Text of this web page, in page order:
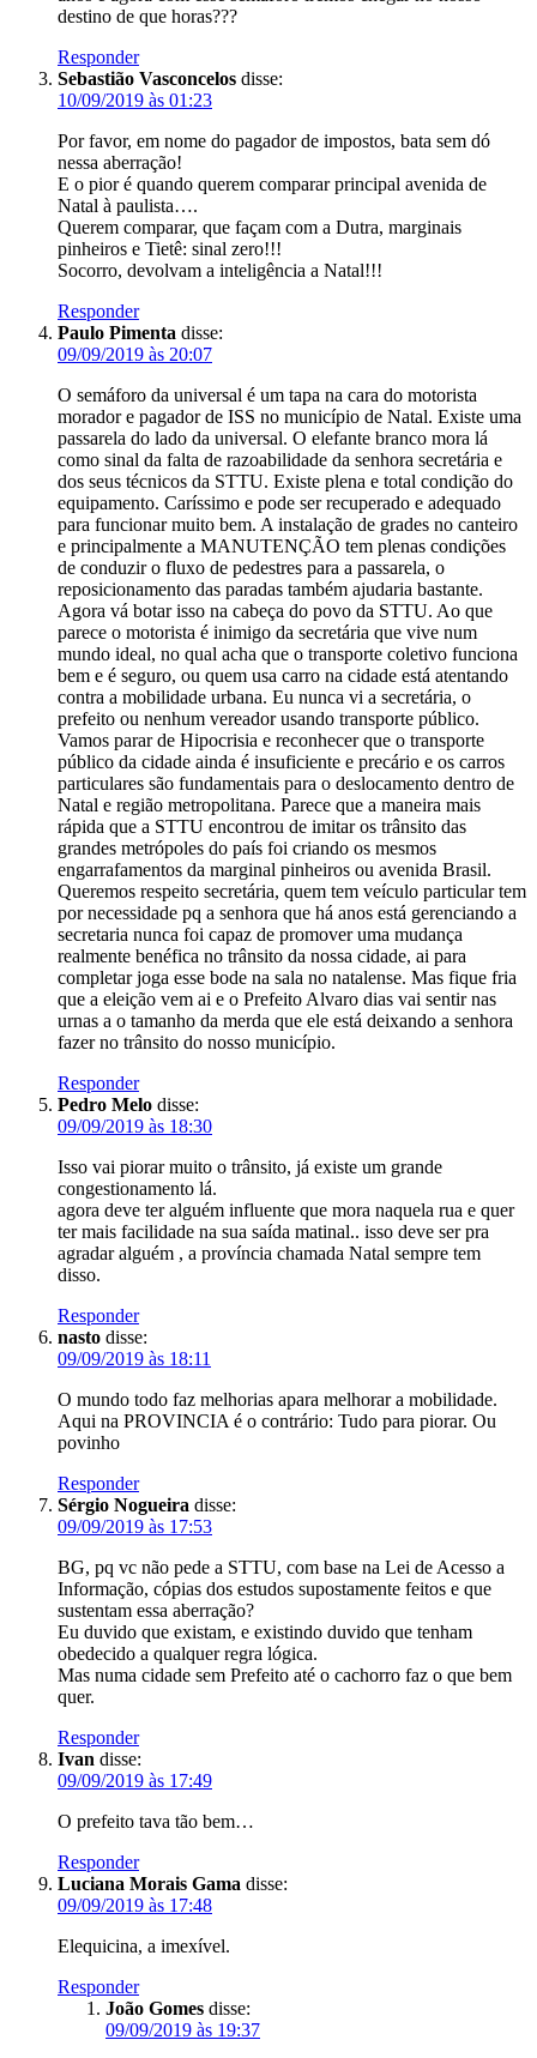
destino de que horas???
Responder
Sebastião Vasconcelos disse:
10/09/2019 às 01:23
Por favor, em nome do pagador de impostos, bata sem dó
nessa aberração!
E o pior é quando querem comparar principal avenida de
Natal à paulista….
Querem comparar, que façam com a Dutra, marginais
pinheiros e Tietê: sinal zero!!!
Socorro, devolvam a inteligência a Natal!!!
Responder
Paulo Pimenta disse:
09/09/2019 às 20:07
O semáforo da universal é um tapa na cara do motorista
morador e pagador de ISS no município de Natal. Existe uma
passarela do lado da universal. O elefante branco mora lá
como sinal da falta de razoabilidade da senhora secretária e
dos seus técnicos da STTU. Existe plena e total condição do
equipamento. Caríssimo e pode ser recuperado e adequado
para funcionar muito bem. A instalação de grades no canteiro
e principalmente a MANUTENÇÃO tem plenas condições
de conduzir o fluxo de pedestres para a passarela, o
reposicionamento das paradas também ajudaria bastante.
Agora vá botar isso na cabeça do povo da STTU. Ao que
parece o motorista é inimigo da secretária que vive num
mundo ideal, no qual acha que o transporte coletivo funciona
bem e é seguro, ou quem usa carro na cidade está atentando
contra a mobilidade urbana. Eu nunca vi a secretária, o
prefeito ou nenhum vereador usando transporte público.
Vamos parar de Hipocrisia e reconhecer que o transporte
público da cidade ainda é insuficiente e precário e os carros
particulares são fundamentais para o deslocamento dentro de
Natal e região metropolitana. Parece que a maneira mais
rápida que a STTU encontrou de imitar os trânsito das
grandes metrópoles do país foi criando os mesmos
engarrafamentos da marginal pinheiros ou avenida Brasil.
Queremos respeito secretária, quem tem veículo particular tem
por necessidade pq a senhora que há anos está gerenciando a
secretaria nunca foi capaz de promover uma mudança
realmente benéfica no trânsito da nossa cidade, ai para
completar joga esse bode na sala no natalense. Mas fique fria
que a eleição vem ai e o Prefeito Alvaro dias vai sentir nas
urnas a o tamanho da merda que ele está deixando a senhora
fazer no trânsito do nosso município.
Responder
Pedro Melo disse:
09/09/2019 às 18:30
Isso vai piorar muito o trânsito, já existe um grande
congestionamento lá.
agora deve ter alguém influente que mora naquela rua e quer
ter mais facilidade na sua saída matinal.. isso deve ser pra
agradar alguém , a província chamada Natal sempre tem
disso.
Responder
nasto disse:
09/09/2019 às 18:11
O mundo todo faz melhorias apara melhorar a mobilidade.
Aqui na PROVINCIA é o contrário: Tudo para piorar. Ou
povinho
Responder
Sérgio Nogueira disse:
09/09/2019 às 17:53
BG, pq vc não pede a STTU, com base na Lei de Acesso a
Informação, cópias dos estudos supostamente feitos e que
sustentam essa aberração?
Eu duvido que existam, e existindo duvido que tenham
obedecido a qualquer regra lógica.
Mas numa cidade sem Prefeito até o cachorro faz o que bem
quer.
Responder
Ivan disse:
09/09/2019 às 17:49
O prefeito tava tão bem…
Responder
Luciana Morais Gama disse:
09/09/2019 às 17:48
Elequicina, a imexível.
Responder
João Gomes disse:
09/09/2019 às 19:37